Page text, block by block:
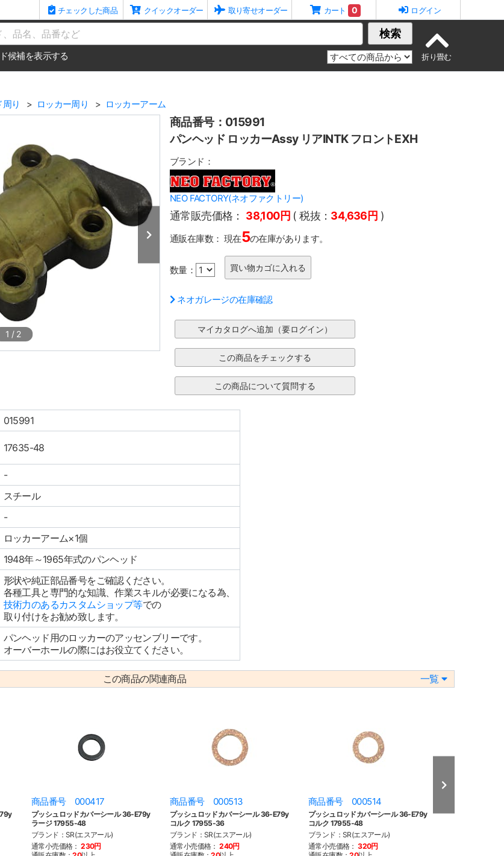
チェックした商品 クイックオーダー 取り寄せオーダー カート 0 ログイン
検索
候補を表示する
り ロッカー周り ロッカーアーム
1 / 2
商品番号：015991
パンヘッド ロッカーAssy リアINTK フロントEXH
ブランド：
NEO FACTORY(ネオファクトリー)
通常販売価格： 38,100円 ( 税抜： 34,636円 )
通販在庫数： 現在5の在庫があります。
数量：
ネオガレージの在庫確認
015991
17635-48
-
スチール
-
ロッカーアーム×1個
1948年～1965年式のパンヘッド
形状や純正部品番号をご確認ください。
各種工具と専門的な知識、作業スキルが必要になる為、
技術力のあるカスタムショップ等での
取り付けをお勧め致します。
パンヘッド用のロッカーのアッセンブリーです。
オーバーホールの際にはお役立てください。
この商品の関連商品 一覧
商品番号 000417
プッシュロッドカバーシール 36-E79y
ラージ 17955-48
ブランド：SR(エスアール)
通常小売価格： 230円
商品番号 000513
プッシュロッドカバーシール 36-E79y
コルク 17955-36
ブランド：SR(エスアール)
通常小売価格： 240円
商品番号 000514
プッシュロッドカバーシール 36-E79y
コルク 17955-48
ブランド：SR(エスアール)
通常小売価格： 320円
ハイパフォーマ